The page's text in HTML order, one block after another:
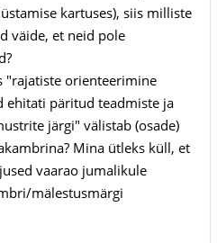
kartuses), siis milliste
väide, et neid pole
"rajatiste orienteerimine
ehitati päritud teadmiste ja
järgi" välistab (osade)
Mina ütleks küll, et
vaarao jumalikule
mälestusmärgi